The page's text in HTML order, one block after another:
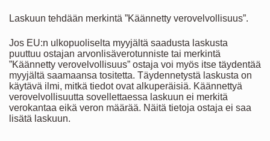
Laskuun tehdään merkintä ”Käännetty verovelvollisuus”.
Jos EU:n ulkopuoliselta myyjältä saadusta laskusta
puuttuu ostajan arvonlisäverotunniste tai merkintä
”Käännetty verovelvollisuus” ostaja voi myös itse täydentää
myyjältä saamaansa tositetta. Täydennetystä laskusta on
käytävä ilmi, mitkä tiedot ovat alkuperäisiä. Käännettyä
verovelvollisuutta sovellettaessa laskuun ei merkitä
verokantaa eikä veron määrää. Näitä tietoja ostaja ei saa
lisätä laskuun.